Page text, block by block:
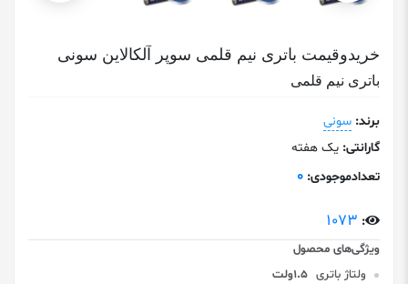
خریدوقیمت باتری نیم قلمی سوپر آلکالاین سونی
باتری نیم قلمی
برند: سونی
گارانتی: یک هفته
تعدادموجودی: 0
:
1073
ولتاژ باتری 1.5ولت